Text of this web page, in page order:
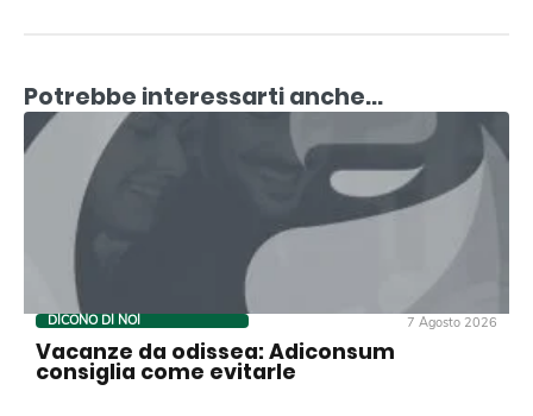
Potrebbe interessarti anche...
DICONO DI NOI 7 Agosto 2026
Vacanze da odissea: Adiconsum
consiglia come evitarle